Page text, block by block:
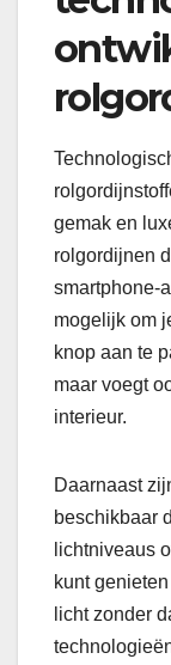
gemak en
rolgordijnen
smartphone-
mogelijk om
knop aan te
maar voegt
interieur.
Daarnaast
beschikbaar
lichtniveaus
kunt
licht zonder